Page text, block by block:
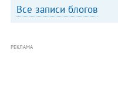
Все записи блогов
РЕКЛАМА